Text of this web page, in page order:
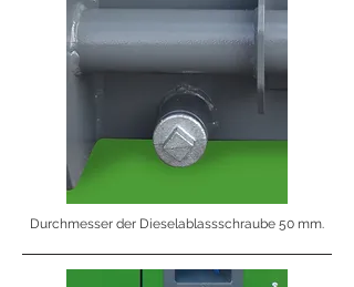
Durchmesser der Dieselablassschraube 50 mm.